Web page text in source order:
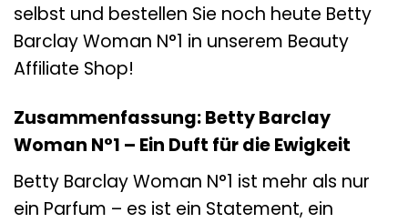
selbst und bestellen Sie noch heute Betty
Barclay Woman N°1 in unserem Beauty
Affiliate Shop!
Zusammenfassung: Betty Barclay
Woman N°1 – Ein Duft für die Ewigkeit
Betty Barclay Woman N°1 ist mehr als nur
ein Parfum – es ist ein Statement, ein